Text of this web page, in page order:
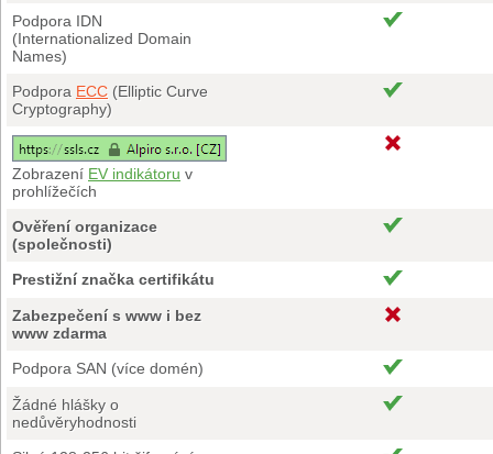
Podpora IDN
(Internationalized Domain
Names)
Podpora ECC (Elliptic Curve
Cryptography)
Zobrazení EV indikátoru v
prohlížečích
Ověření organizace
(společnosti)
Prestižní značka certifikátu
Zabezpečení s www i bez
www zdarma
Podpora SAN (více domén)
Žádné hlášky o
nedůvěryhodnosti